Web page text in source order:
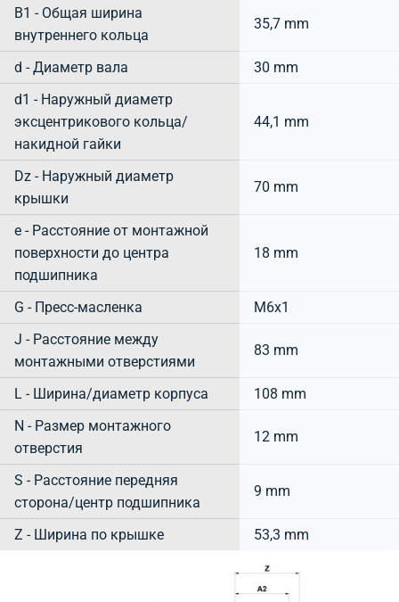
B1 - Общая ширина
внутреннего кольца
35,7 mm
d - Диаметр вала
30 mm
d1 - Наружный диаметр
эксцентрикового кольца/
накидной гайки
44,1 mm
Dz - Наружный диаметр
крышки
70 mm
e - Расстояние от монтажной
поверхности до центра
подшипника
18 mm
G - Пресс-масленка
M6x1
J - Расстояние между
монтажными отверстиями
83 mm
L - Ширина/диаметр корпуса
108 mm
N - Размер монтажного
отверстия
12 mm
S - Расстояние передняя
сторона/центр подшипника
9 mm
Z - Ширина по крышке 53,3 mm